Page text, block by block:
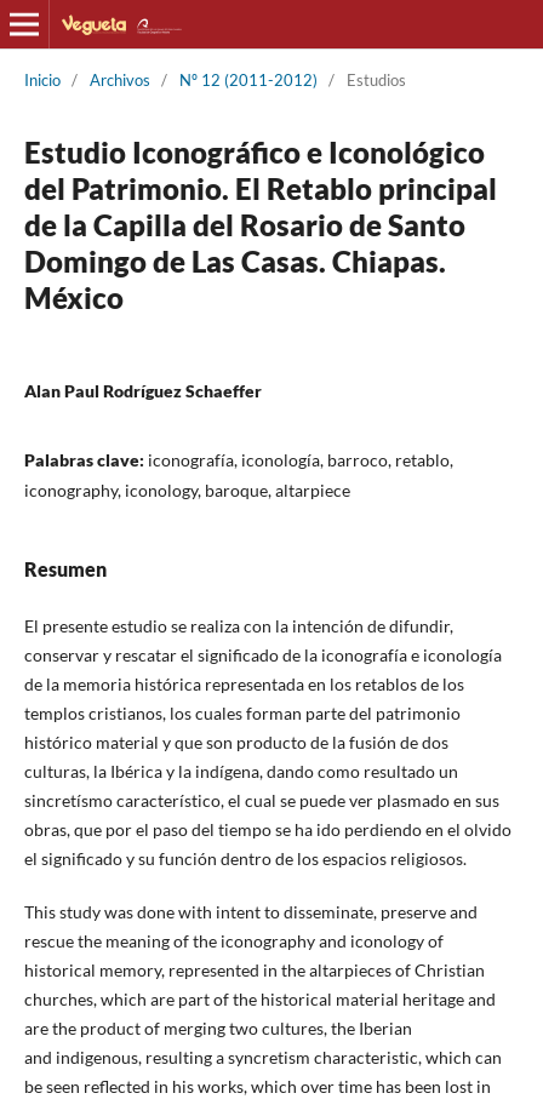
Inicio / Archivos / Nº 12 (2011-2012) / Estudios
Estudio Iconográfico e Iconológico
del Patrimonio. El Retablo principal
de la Capilla del Rosario de Santo
Domingo de Las Casas. Chiapas.
México
Alan Paul Rodríguez Schaeffer
Palabras clave: iconografía, iconología, barroco, retablo,
iconography, iconology, baroque, altarpiece
Resumen
El presente estudio se realiza con la intención de difundir,
conservar y rescatar el significado de la iconografía e iconología
de la memoria histórica representada en los retablos de los
templos cristianos, los cuales forman parte del patrimonio
histórico material y que son producto de la fusión de dos
culturas, la Ibérica y la indígena, dando como resultado un
sincretísmo característico, el cual se puede ver plasmado en sus
obras, que por el paso del tiempo se ha ido perdiendo en el olvido
el significado y su función dentro de los espacios religiosos.
This study was done with intent to disseminate, preserve and
rescue the meaning of the iconography and iconology of
historical memory, represented in the altarpieces of Christian
churches, which are part of the historical material heritage and
are the product of merging two cultures, the Iberian
and indigenous, resulting a syncretism characteristic, which can
be seen reflected in his works, which over time has been lost in